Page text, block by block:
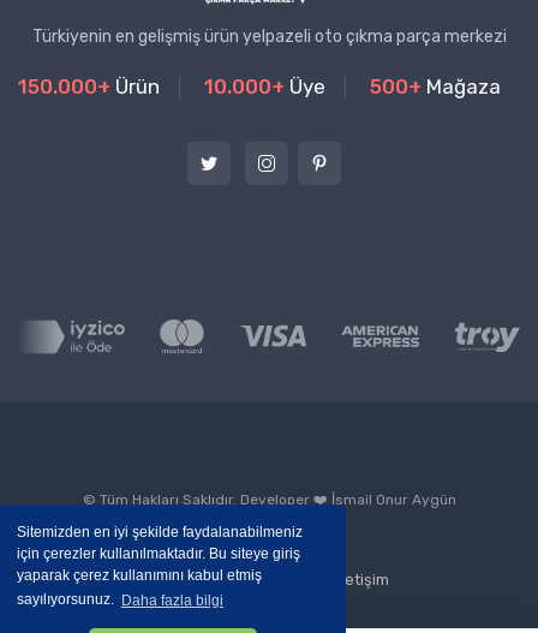
Sitemizden en iyi şekilde faydalanabilmeniz
için çerezler kullanılmaktadır. Bu siteye giriş
yaparak çerez kullanımını kabul etmiş
sayılıyorsunuz. Daha fazla bilgi
Türkiyenin en gelişmiş ürün yelpazeli oto çıkma parça merkezi
150.000+ Ürün 10.000+ Üye 500+ Mağaza
© Tüm Hakları Saklıdır. Developer ❤️ İsmail Onur Aygün
Blog Kurumsal İletişim